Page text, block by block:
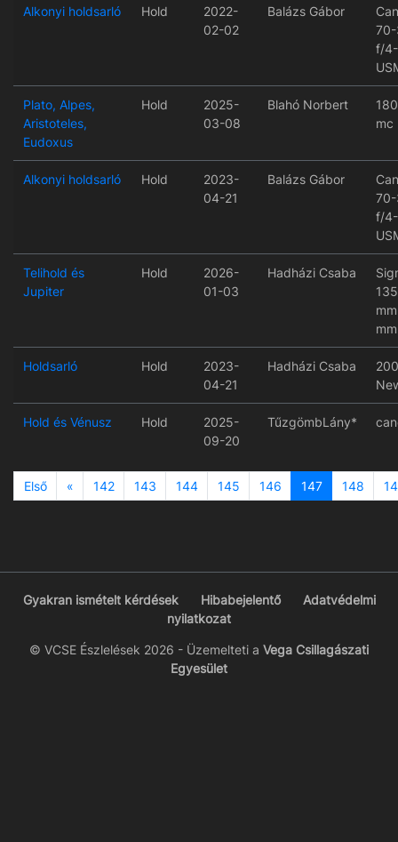
Alkonyi holdsarló Hold
2022-
02-02
Balázs Gábor
f/
Plato, Alpes,
Aristoteles,
Eudoxus
Hold
2025-
03-08
Blahó Norbert
mc
Alkonyi holdsarló Hold
2023-
04-21
Balázs Gábor
f/
Telihold és
Jupiter
Hold
2026-
01-03
Hadházi Csaba
Holdsarló Hold
2023-
04-21
Hadházi Csaba
Hold és Vénusz Hold
2025-
09-20
TűzgömbLány*
Első «Previous
142 143 144 145 146 147 148
Gyakran ismételt kérdések Hibabejelentő
Adatvédelmi
nyilatkozat
© VCSE Észlelések 2026 - Üzemelteti a Vega Csillagászati
Egyesület